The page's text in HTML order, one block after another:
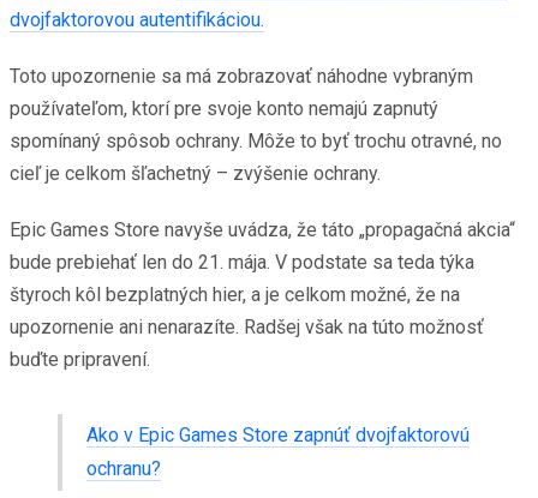
dvojfaktorovou autentifikáciou.
Toto upozornenie sa má zobrazovať náhodne vybraným
používateľom, ktorí pre svoje konto nemajú zapnutý
spomínaný spôsob ochrany. Môže to byť trochu otravné, no
cieľ je celkom šľachetný – zvýšenie ochrany.
Epic Games Store navyše uvádza, že táto „propagačná akcia“
bude prebiehať len do 21. mája. V podstate sa teda týka
štyroch kôl bezplatných hier, a je celkom možné, že na
upozornenie ani nenarazíte. Radšej však na túto možnosť
buďte pripravení.
Ako v Epic Games Store zapnúť dvojfaktorovú
ochranu?